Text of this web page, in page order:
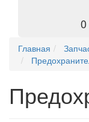
Главная